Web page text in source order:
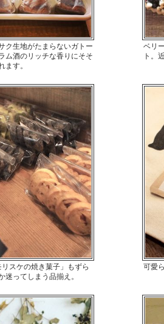
ク生地がたまらないガトー
ム酒のリッチな香りにそそ
ます。
ベリ
ト。
スケの焼き菓子」もずら
迷ってしまう品揃え。
可愛